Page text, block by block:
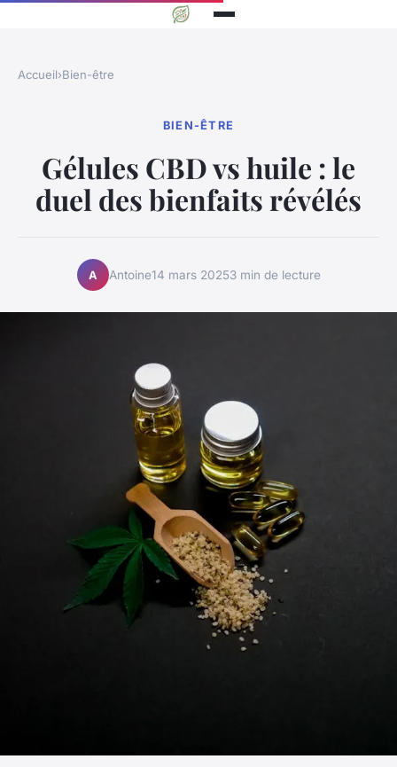
Accueil›Bien-être
BIEN-ÊTRE
Gélules CBD vs huile : le
duel des bienfaits révélés
A Antoine14 mars 20253 min de lecture